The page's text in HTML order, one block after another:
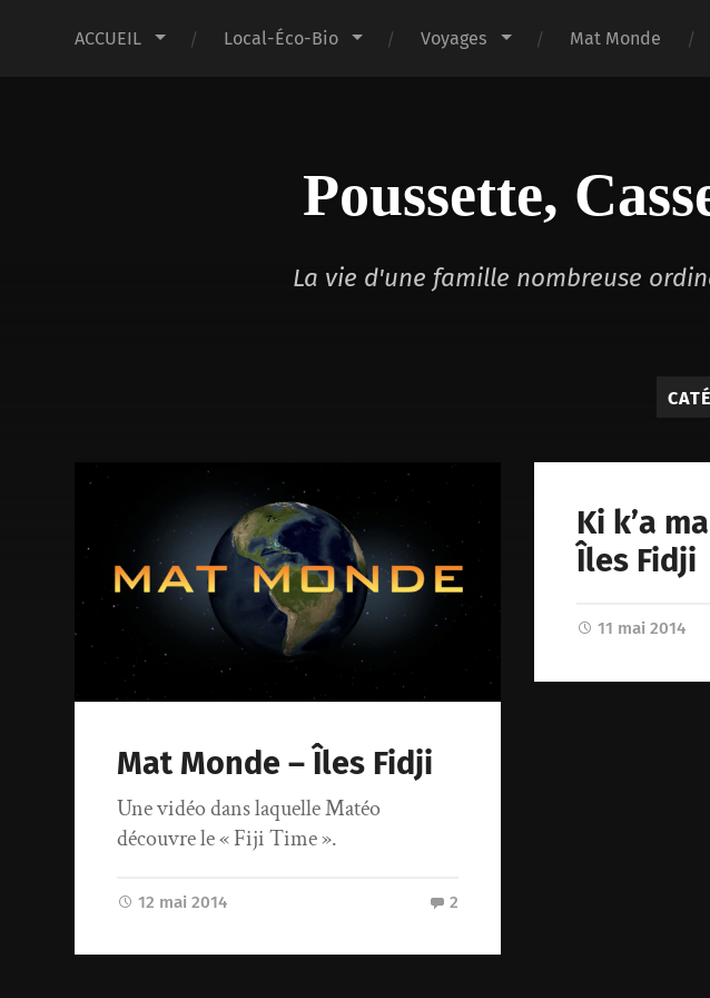
ACCUEIL Local-Éco-Bio Voyages Mat Monde
Poussette,
La vie d'une famille nombreuse
Mat Monde – Îles Fidji
Une vidéo dans laquelle Matéo
découvre le « Fiji Time ».
12 mai 2014 2
Ki k’a
Îles Fidji
11 mai 2014